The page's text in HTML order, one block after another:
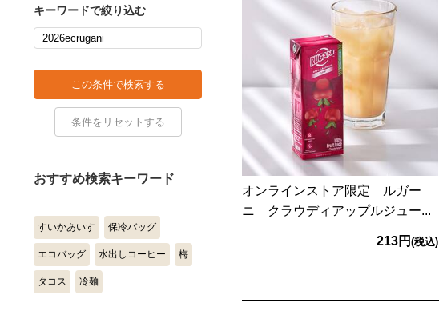
オンラインストア限定 ルガー
ニ クラウディアップルジュー...
213円 (税込)
キーワードで絞り込む
おすすめ検索キーワード
すいかあいす 保冷バッグ
エコバッグ 水出しコーヒー 梅
タコス 冷麺